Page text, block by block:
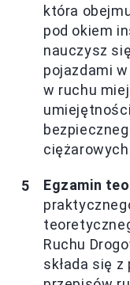
która
pod okiem
nauczysz
pojazdami
w ruchu
Egzamin
Ruchu
składa się